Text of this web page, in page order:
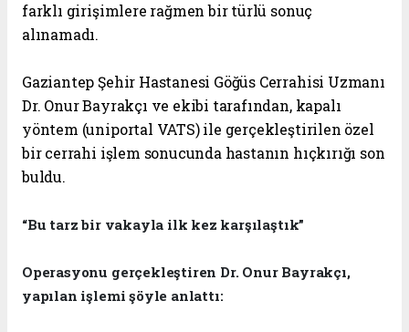
farklı girişimlere rağmen bir türlü sonuç
alınamadı.
Gaziantep Şehir Hastanesi Göğüs Cerrahisi Uzmanı
Dr. Onur Bayrakçı ve ekibi tarafından, kapalı
yöntem (uniportal VATS) ile gerçekleştirilen özel
bir cerrahi işlem sonucunda hastanın hıçkırığı son
buldu.
“Bu tarz bir vakayla ilk kez karşılaştık”
Operasyonu gerçekleştiren Dr. Onur Bayrakçı,
yapılan işlemi şöyle anlattı: